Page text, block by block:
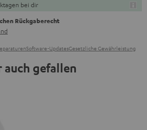
bei dir
Rückgaberecht
Software-UpdatesGesetzliche Gewährleistung
auch gefallen